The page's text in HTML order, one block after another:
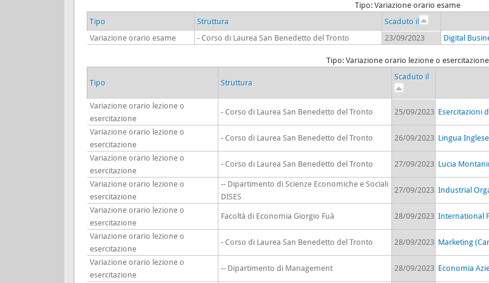
Tipo: Variazione orario esame
Tipo
Struttura
Scaduto il
Variazione orario esame
- Corso di Laurea San Benedetto del Tronto 23/09/2023 Digital
Tipo: Variazione orario lezione o esercitazione
Tipo Struttura
Scaduto il
Variazione orario lezione o
esercitazione
- Corso di Laurea San Benedetto del Tronto 25/09/2023 Esercitazioni
Variazione orario lezione o
esercitazione
- Corso di Laurea San Benedetto del Tronto 26/09/2023 Lingua
Variazione orario lezione o
esercitazione
- Corso di Laurea San Benedetto del Tronto 27/09/2023 Lucia
Variazione orario lezione o
esercitazione
-- Dipartimento di Scienze Economiche e Sociali
DISES
27/09/2023 Industrial
Variazione orario lezione o
esercitazione
Facoltà di Economia Giorgio Fuà 28/09/2023 International
Variazione orario lezione o
esercitazione
- Corso di Laurea San Benedetto del Tronto 28/09/2023 Marketing
Variazione orario lezione o
esercitazione
-- Dipartimento di Management 28/09/2023 Economia